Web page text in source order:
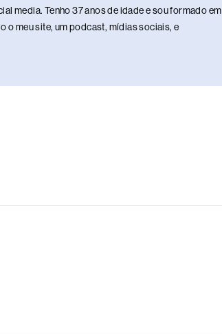
media. Tenho 37 anos de idade e sou formado em
o meu site, um podcast, mídias sociais, e